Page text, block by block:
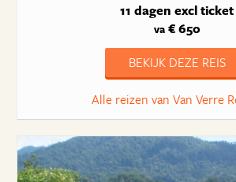
11 dagen excl ticket
va€ 650
BEKIJK DEZE REIS
Alle reizen van Van Verre